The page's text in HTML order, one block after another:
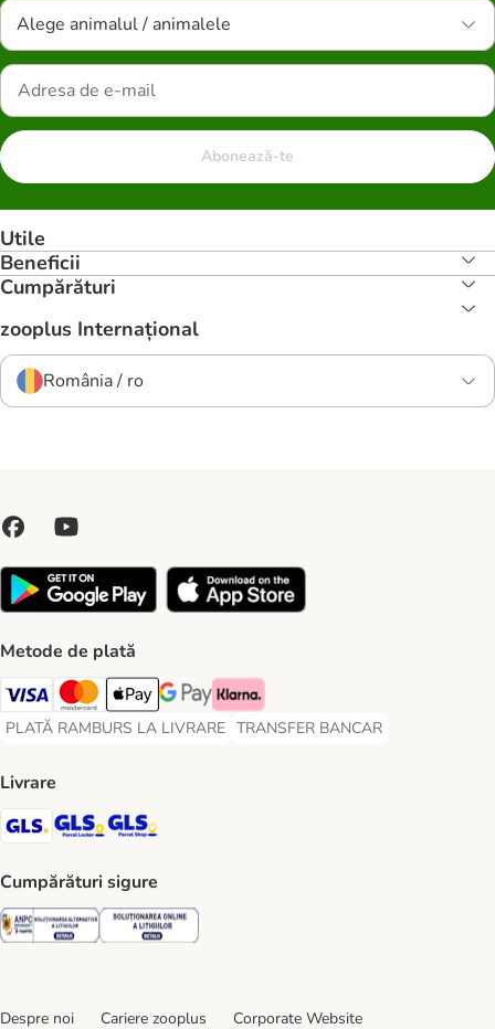
Alege animalul / animalele
Abonează-te
Utile
Beneficii
Cumpărături
zooplus Internațional
România / ro
Metode de plată
Visa Payment Method
Master Card Payment Method
Apple Pay Payment Method
Google Pay Payment Method
Klarna Payment Method
PLATĂ RAMBURS LA LIVRARE
PLATĂ RAMBURS LA LIVRARE Payment Method
TRANSFER BANCAR
TRANSFER BANCAR Payment
Livrare
GLS Shipping Method
GLS Locker Shipping Method
Cumpărături sigure
Security Security
Despre noi Cariere zooplus Corporate Website